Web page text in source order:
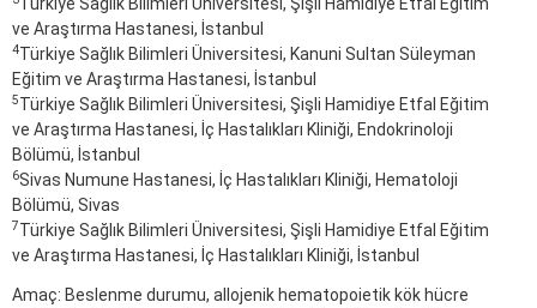
Türkiye Sağlık Bilimleri Üniversitesi, Şişli Hamidiye Etfal Eğitim
ve Araştırma Hastanesi, İstanbul
4Türkiye Sağlık Bilimleri Üniversitesi, Kanuni Sultan Süleyman
Eğitim ve Araştırma Hastanesi, İstanbul
5Türkiye Sağlık Bilimleri Üniversitesi, Şişli Hamidiye Etfal Eğitim
ve Araştırma Hastanesi, İç Hastalıkları Kliniği, Endokrinoloji
Bölümü, İstanbul
6Sivas Numune Hastanesi, İç Hastalıkları Kliniği, Hematoloji
Bölümü, Sivas
7Türkiye Sağlık Bilimleri Üniversitesi, Şişli Hamidiye Etfal Eğitim
ve Araştırma Hastanesi, İç Hastalıkları Kliniği, İstanbul
Amaç: Beslenme durumu, allojenik hematopoietik kök hücre